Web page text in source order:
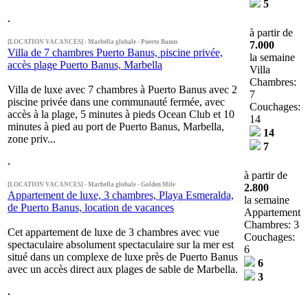
5
[LOCATION VACANCES] - Marbella globale - Puerto Banus
Villa de 7 chambres Puerto Banus, piscine privée,
accès plage Puerto Banus, Marbella
Villa de luxe avec 7 chambres à Puerto Banus avec 2
piscine privée dans une communauté fermée, avec
accès à la plage, 5 minutes à pieds Ocean Club et 10
minutes à pied au port de Puerto Banus, Marbella,
zone priv...
à partir de
7.000
la semaine
Villa
Chambres:
7
Couchages:
14
14
7
[LOCATION VACANCES] - Marbella globale - Golden Mile
Appartement de luxe, 3 chambres, Playa Esmeralda,
de Puerto Banus, location de vacances
Cet appartement de luxe de 3 chambres avec vue
spectaculaire absolument spectaculaire sur la mer est
situé dans un complexe de luxe près de Puerto Banus
avec un accès direct aux plages de sable de Marbella.
à partir de
2.800
la semaine
Appartement
Chambres: 3
Couchages:
6
6
3